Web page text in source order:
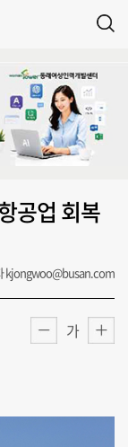
공업 회복
kjongwoo@busan.com
가